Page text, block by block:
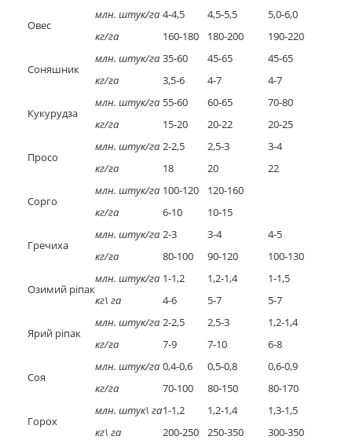
Овес
млн. штук/га 4-4,5 4,5-5,5
5,0-6,0
кг/га
160-180 180-200 190-220
Соняшник
млн. штук/га 35-60 45-65
45-65
кг/га
3,5-6 4-7 4-7
Кукурудза
млн. штук/га 55-60 60-65
70-80
кг/га
15-20 20-22 20-25
Просо
млн. штук/га 2-2,5 2,5-3
3-4
кг/га
18 20 22
Сорго
млн. штук/га 100-120
120-160
кг/га
6-10 10-15
Гречиха
млн. штук/га 2-3 3-4
4-5
кг/га
80-100 90-120 100-130
Озимий ріпак
млн. штук/га 1-1,2 1,2-1,4
1-1,5
кг\ га
4-6 5-7 5-7
Ярий ріпак
млн. штук/га 2-2,5 2,5-3
1,2-1,4
кг/га
7-9 7-10 6-8
Соя
млн. штук/га 0,4-0,6 0,5-0,8
0,6-0,9
кг/га
70-100 80-150 80-170
Горох
млн. штук\ га1-1,2 1,2-1,4
1,3-1,5
кг\ га
200-250 250-350 300-350